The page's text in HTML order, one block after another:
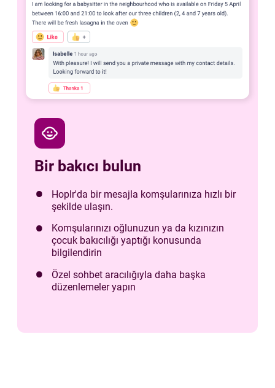
child_care
Bir bakıcı bulun
Hoplr'da bir mesajla komşularınıza hızlı bir
şekilde ulaşın.
Komşularınızı oğlunuzun ya da kızınızın
çocuk bakıcılığı yaptığı konusunda
bilgilendirin
Özel sohbet aracılığıyla daha başka
düzenlemeler yapın